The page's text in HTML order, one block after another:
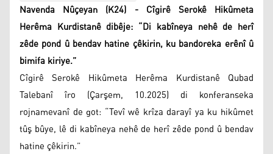
Navenda Nûçeyan (K24) - Cîgirê Serokê Hikûmeta
Herêma Kurdistanê dibêje: “Di kabîneya nehê de herî
zêde pond û bendav hatine çêkirin, ku bandoreka erênî û
bimifa kiriye.”
Cîgirê Serokê Hikûmeta Herêma Kurdistanê Qubad
Talebanî îro (Çarşem, 10.2025) di konferanseka
rojnamevanî de got: “Tevî wê krîza darayî ya ku hikûmet
tûş bûye, lê di kabîneya nehê de herî zêde pond û bendav
hatine çêkirin.”